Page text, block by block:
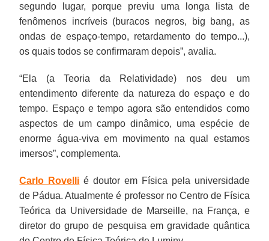
segundo lugar, porque previu uma longa lista de
fenômenos incríveis (buracos negros, big bang, as
ondas de espaço-tempo, retardamento do tempo...),
os quais todos se confirmaram depois”, avalia.
“Ela (a Teoria da Relatividade) nos deu um
entendimento diferente da natureza do espaço e do
tempo. Espaço e tempo agora são entendidos como
aspectos de um campo dinâmico, uma espécie de
enorme água-viva em movimento na qual estamos
imersos”, complementa.
Carlo Rovelli é doutor em Física pela universidade
de Pádua. Atualmente é professor no Centro de Física
Teórica da Universidade de Marseille, na França, e
diretor do grupo de pesquisa em gravidade quântica